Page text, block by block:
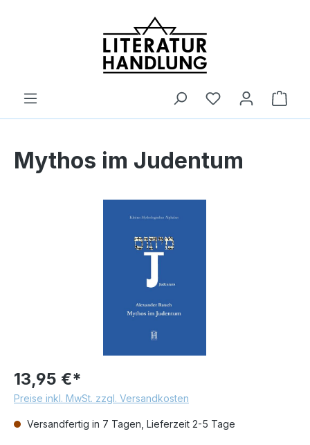
Mythos im Judentum
13,95 €*
Preise inkl. MwSt. zzgl. Versandkosten
Versandfertig in 7 Tagen, Lieferzeit 2-5 Tage